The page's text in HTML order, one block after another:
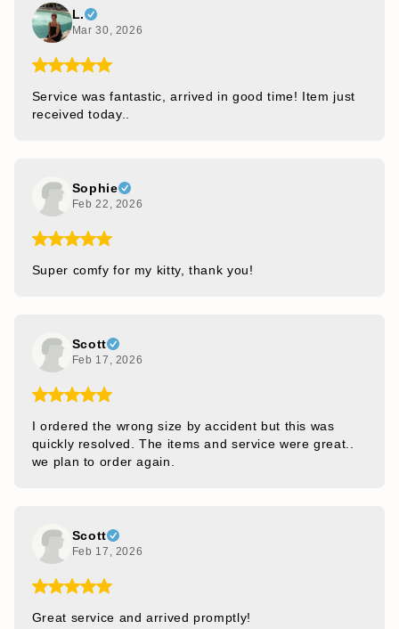
L.
Mar 30, 2026
Service was fantastic, arrived in good time! Item just
received today..
Sophie
Feb 22, 2026
Super comfy for my kitty, thank you!
Scott
Feb 17, 2026
I ordered the wrong size by accident but this was
quickly resolved. The items and service were great..
we plan to order again.
Scott
Feb 17, 2026
Great service and arrived promptly!